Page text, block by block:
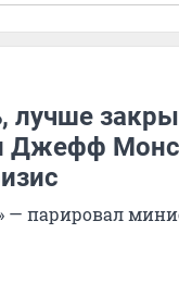
лучше
Джефф
— парировал